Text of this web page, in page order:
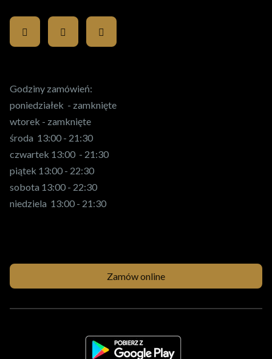
Godziny zamówień:
poniedziałek - zamknięte
wtorek - zamknięte
środa 13:00 - 21:30
czwartek 13:00 - 21:30
piątek 13:00 - 22:30
sobota 13:00 - 22:30
niedziela 13:00 - 21:30
Zamów online